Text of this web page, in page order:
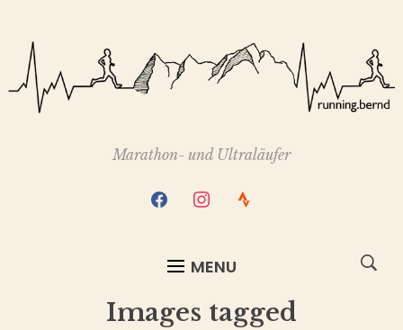
Marathon- und Ultraläufer
facebookinstagram
strava
MENU
Images tagged